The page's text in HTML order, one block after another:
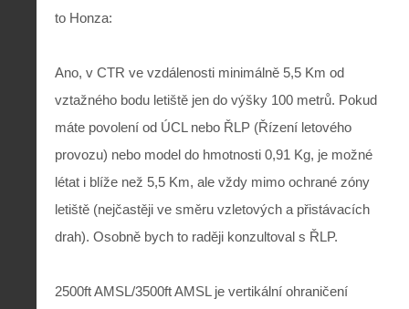
to Honza:
Ano, v CTR ve vzdálenosti minimálně 5,5 Km od
vztažného bodu letiště jen do výšky 100 metrů. Pokud
máte povolení od ÚCL nebo ŘLP (Řízení letového
provozu) nebo model do hmotnosti 0,91 Kg, je možné
létat i blíže než 5,5 Km, ale vždy mimo ochrané zóny
letiště (nejčastěji ve směru vzletových a přistávacích
drah). Osobně bych to raději konzultoval s ŘLP.
2500ft AMSL/3500ft AMSL je vertikální ohraničení